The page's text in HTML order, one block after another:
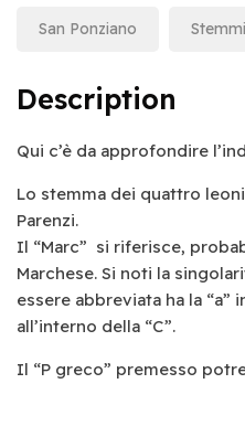
San Ponziano Stemmi
Description
Qui c’è da approfondire
Lo stemma dei quattro
Parenzi.
Il “Marc” si riferisce,
Marchese. Si noti la
essere abbreviata ha la “a”
all’interno della “C”.
Il “P greco” premesso